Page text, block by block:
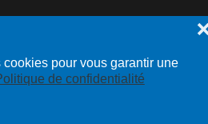
pour vous garantir une
de confidentialité
- tous droits réservés | site :